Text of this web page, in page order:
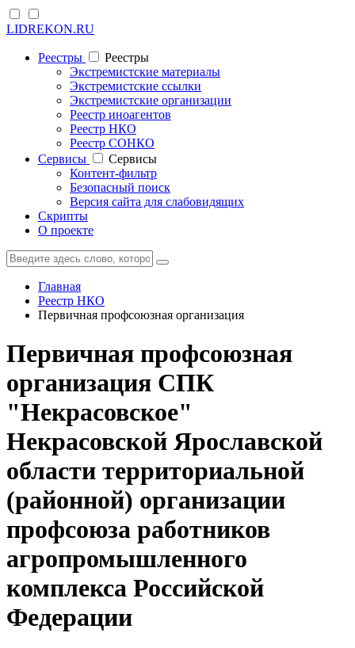
LIDREKON.RU
Реестры
Реестры
Экстремистские материалы
Экстремистские ссылки
Экстремистские организации
Реестр иноагентов
Реестр НКО
Реестр СОНКО
Cервисы
Cервисы
Контент-фильтр
Безопасный поиск
Версия сайта для слабовидящих
Скрипты
О проекте
Главная
Реестр НКО
Первичная профсоюзная организация
Первичная профсоюзная
организация СПК
"Некрасовское"
Некрасовской Ярославской
области территориальной
(районной) организации
профсоюза работников
агропромышленного
комплекса Российской
Федерации